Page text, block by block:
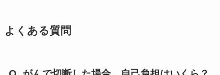
よくある質問